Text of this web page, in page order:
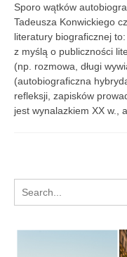
Sporo wątków
Tadeusza Konwickiego
literatury biograficznej
z myślą o publiczności
(np. rozmowa, długi
(autobiograficzna
refleksji, zapisków
jest wynalazkiem XX w.,